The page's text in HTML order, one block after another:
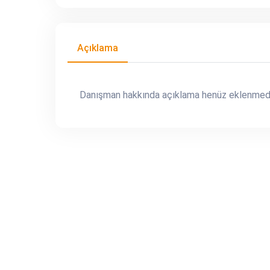
Açıklama
Danışman hakkında açıklama henüz